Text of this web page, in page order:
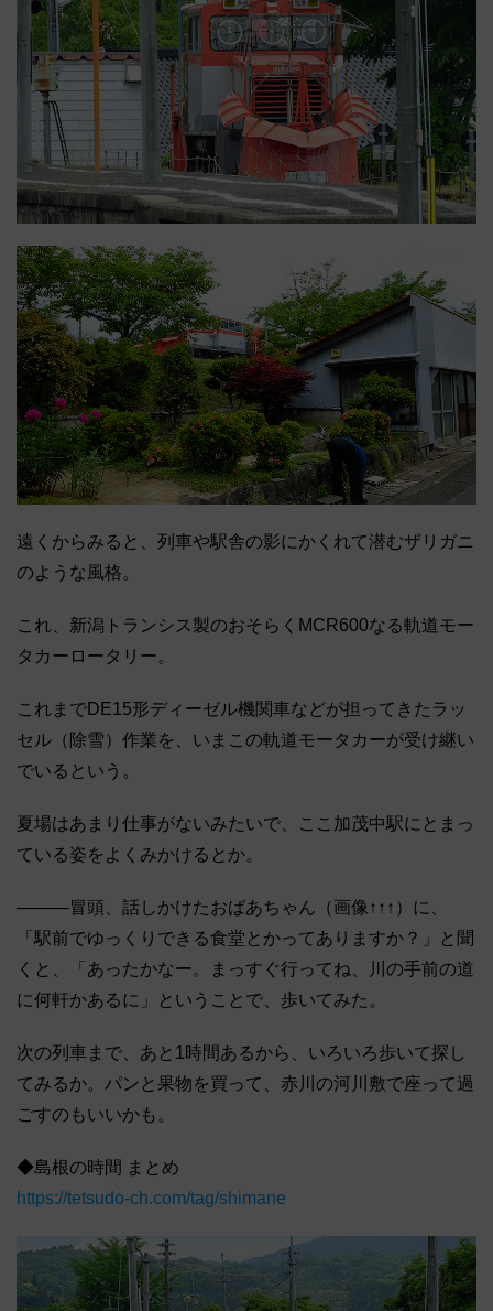
遠くからみると、列車や駅舎の影にかくれて潜むザリガニ
のような風格。
これ、新潟トランシス製のおそらくMCR600なる軌道モー
タカーロータリー。
これまでDE15形ディーゼル機関車などが担ってきたラッ
セル（除雪）作業を、いまこの軌道モータカーが受け継い
でいるという。
夏場はあまり仕事がないみたいで、ここ加茂中駅にとまっ
ている姿をよくみかけるとか。
―――冒頭、話しかけたおばあちゃん（画像↑↑↑）に、
「駅前でゆっくりできる食堂とかってありますか？」と聞
くと、「あったかなー。まっすぐ行ってね、川の手前の道
に何軒かあるに」ということで、歩いてみた。
次の列車まで、あと1時間あるから、いろいろ歩いて探し
てみるか。パンと果物を買って、赤川の河川敷で座って過
ごすのもいいかも。
◆島根の時間 まとめ
https://tetsudo-ch.com/tag/shimane